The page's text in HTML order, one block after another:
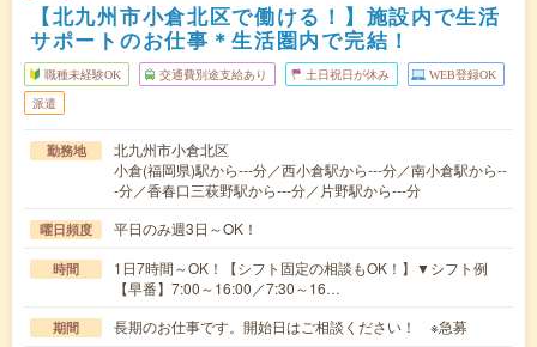
【北九州市小倉北区で働ける！】施設内で生活
サポートのお仕事＊生活圏内で完結！
職種未経験OK 交通費別途支給あり 土日祝日が休み WEB登録OK
派遣
勤務地
北九州市小倉北区
小倉(福岡県)駅から---分／西小倉駅から---分／南小倉駅から--
-分／香春口三萩野駅から---分／片野駅から---分
曜日頻度 平日のみ週3日～OK！
時間
1日7時間～OK！【シフト固定の相談もOK！】▼シフト例
【早番】7:00～16:00／7:30～16…
期間 長期のお仕事です。開始日はご相談ください！ ※急募